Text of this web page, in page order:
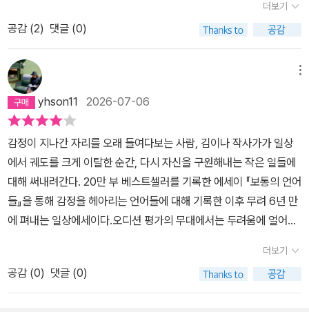
나온 풍경들도 엿볼 수 있다. 그때는 스스로를 자책하기도 했으나, 바
로 그 시간들로 인해 일상과 보통 사람들의 아름다움을 감각하고 소
중히 품을 수 있게 되었기 때문일까. 그는 천재와 재능의 영역에서 사
는 삶, 과감하게 저질러버리는 삶만이 아니라, 하루하루 자신의 역할
을 감당하며 조용히 시간을 쌓는 ‘인생 모범생’들에게 스포트라이트
를 비춘다. 눈에 띄는 결과가 없다는 건, 무언가를 계속하고는 있으며
현상 유지는 되고 있다는 것. 그런데 그 또한 얼마나 많은 일과 시간을
감당해야만 가능한 일인가. 나의 현재를 유지하고 있다는 것. 최선을
다해 그것을 지탱하고 있다는 것. 아직, 무너지지 않았다는 것. 유난히
툭 튀지도 않고 궤도에서 튕겨나가지도 않으며 평평한 상태로 가고
있는 하루하루는 우리가 열심히 살고 있다는 증거다. 이전과 비슷한
결과를 내는 현상 유지도 우리가 지금 치열하게 해내고 버티고 있다
터널이라는 것을 인지도 못 한 채로 어둠 속에 꼼짝없이 갇혔구나, 나
는 재능이 도리어 완벽에 가까운 예술을 만들어내기도 한다.나부터도
오염된 언어에서 완전히 자유롭지 않다. 낄낄대며 버릇처럼 쓰던 말
의 기원을 알고 뜨끔한 적이 한두 번이 아니다. 뜨끔했을 때 멈추지 않
은 말은 기생충처럼 가슴을 파고든다. 우리 안의 무언가를 무감각하
고 오작동하게만든다. 옷차림 하나에 행동이 달라지는 마당에 매일
쓰고사는 말인데 오죽하겠는가.욕설 하나, 비속어 하나 쓰지 않는 걸
어다니는 표준어사전이 되고 싶다는 말은 아니다. 하지만 적어도 내
영혼을갉아먹는 오염된 단어로부터는 나를 지켜야겠다.아무것도 아
닌 일이고 너무 소소해서굳이 ‘행복‘의 카테고리에넣어주지 않는 일
들이 우리에겐 있다.(나에게는 단골 커피 매장의 쿠폰 도장이 쌓여가
는 걸 보는 게그중 하나다.)그것들을 느낄 때마다 ‘행복해‘라고 인지
해주면,더 많은 행복이 자꾸만 보인다.
더보기
공감 (2) 댓글 (0)
yhson11 2026-07-06
감정이 지나간 자리를 오래 들여다보는 사람, 김이나 작사가가 일상
에서 궤도를 크게 이탈한 순간, 다시 자신을 구원해내는 작은 일들에
대해 써내려간다. 20만 부 베스트셀러를 기록한 에세이 『보통의 언어
들』을 통해 감정을 헤아리는 언어들에 대해 기록한 이후 무려 6년 만
에 펴내는 일상에세이다.​오디션 평가의 무대에서는 두려움에 얼어붙
디오 <별이 빛나는 밤에>에서는 하루의 기운을 다 써버린 사람들에
게 내일을 살아갈 힘을 건네고, 사랑의 감정 속에서 길을 잃은 이들에
게는 자신의 마음을 응시할 언어를 선물해온 사람. 김이나는 오랫동
더보기
공감 (0) 댓글 (0)